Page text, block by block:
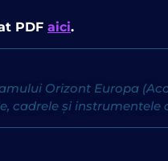
PDF aici.
Orizont Europa
cadrele și